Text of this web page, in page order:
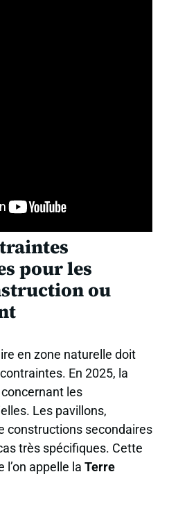
pour les
ou
en zone naturelle doit
En 2025, la
les
Les pavillons,
constructions secondaires
très spécifiques. Cette
appelle la Terre